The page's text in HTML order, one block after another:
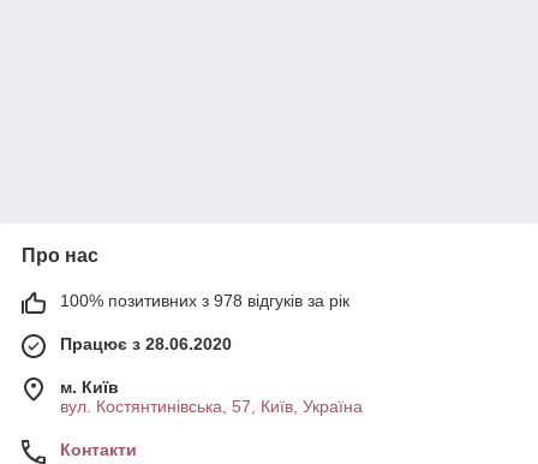
Про нас
100% позитивних з 978 відгуків за рік
Працює з 28.06.2020
м. Київ
вул. Костянтинівська, 57, Київ, Україна
Контакти